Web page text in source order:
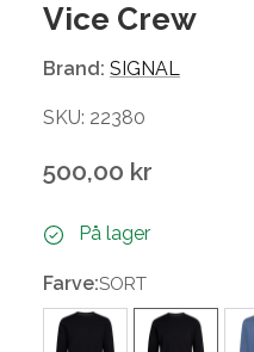
Vice Crew
Brand: SIGNAL
SKU: 22380
500,00 kr
På lager
Farve:SORT